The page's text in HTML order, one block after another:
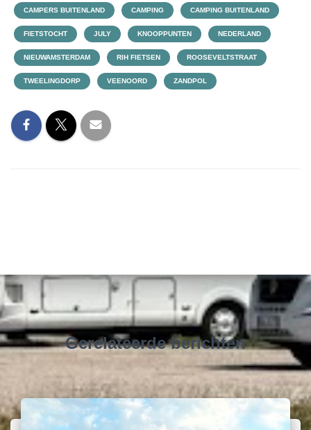
CAMPERS BUITENLAND CAMPING CAMPING BUITENLAND
FIETSTOCHT JULY KNOOPPUNTEN NEDERLAND
NIEUWAMSTERDAM RIH FIETSEN ROOSEVELTSTRAAT
TWEELINGDORP VEENOORD ZANDPOL
Gerelateerde berichten